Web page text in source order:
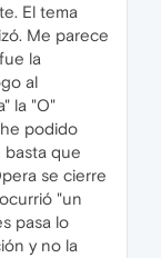
El tema
Me parece
la
al
la "O"
podido
basta que
se cierre
"un
pasa lo
y no la